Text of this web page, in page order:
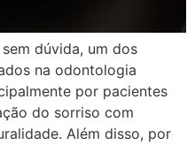
dúvida, um dos
na odontologia
por pacientes
do sorriso com
Além disso, por